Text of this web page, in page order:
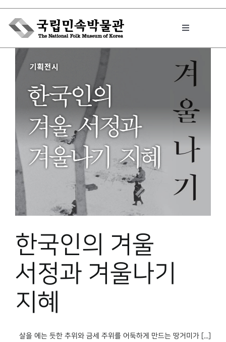
Skip
content
Toggle
박물관에서는
민속이야기
민속 인사이드
원문보기 PDF
박물관 홈페이지
한국인의 겨울
서정과 겨울나기
지혜
살을 에는 듯한 추위와 금세 주위를 어둑하게 만드는 땅거미가 [...]